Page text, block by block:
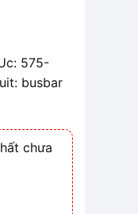
575-
busbar
chưa